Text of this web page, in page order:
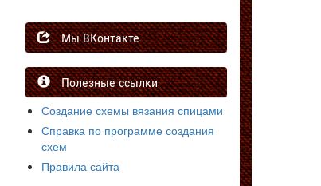
Мы ВКонтакте
Полезные ссылки
Создание схемы вязания спицами
Справка по программе создания
схем
Правила сайта